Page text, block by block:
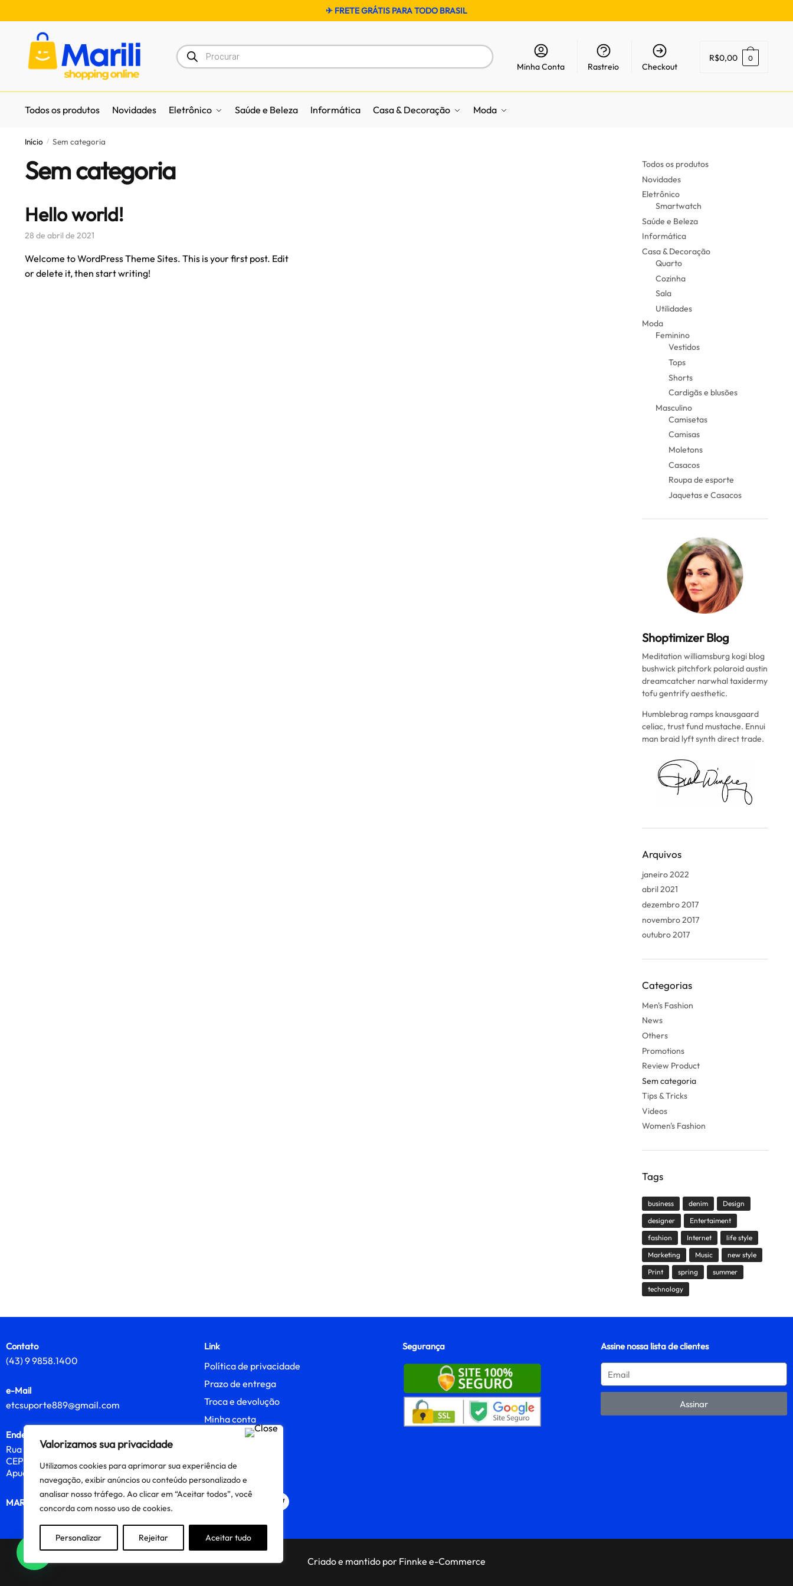
Valorizamos sua privacidade
Utilizamos cookies para aprimorar sua experiência de
navegação, exibir anúncios ou conteúdo personalizado e
analisar nosso tráfego. Ao clicar em “Aceitar todos”, você
concorda com nosso uso de cookies.
Personalizar Rejeitar Aceitar tudo
✈ FRETE GRÁTIS PARA TODO BRASIL
Minha Conta Rastreio Checkout
R$0,00 0
Todos os produtos Novidades Eletrônico Saúde e Beleza Informática Casa & Decoração Moda
Início / Sem categoria
Sem categoria
Hello world!
28 de abril de 2021
Welcome to WordPress Theme Sites. This is your first post. Edit
or delete it, then start writing!
Todos os produtos
Novidades
Eletrônico
Smartwatch
Saúde e Beleza
Informática
Casa & Decoração
Quarto
Cozinha
Sala
Utilidades
Moda
Feminino
Vestidos
Tops
Shorts
Cardigãs e blusões
Masculino
Camisetas
Camisas
Moletons
Casacos
Roupa de esporte
Jaquetas e Casacos
Shoptimizer Blog
Meditation williamsburg kogi blog
bushwick pitchfork polaroid austin
dreamcatcher narwhal taxidermy
tofu gentrify aesthetic.
Humblebrag ramps knausgaard
celiac, trust fund mustache. Ennui
man braid lyft synth direct trade.
Arquivos
janeiro 2022
abril 2021
dezembro 2017
novembro 2017
outubro 2017
Categorias
Men's Fashion
News
Others
Promotions
Review Product
Sem categoria
Tips & Tricks
Videos
Women's Fashion
Tags
business denim
Design
designer
Entertaiment
fashion
Internet
life style
Marketing
Music
new style
Print
spring
summer
technology
Contato
(43) 9 9858.1400
e-Mail
etcsuporte889@gmail.com
Endereço
Rua Gavião
CEP 86813-320
Apucarana, PR
MARILI
Link
Política de privacidade
Prazo de entrega
Troca e devolução
Minha conta
Entre em contato
Segurança Assine nossa lista de clientes
Assinar
Criado e mantido por Finnke e-Commerce